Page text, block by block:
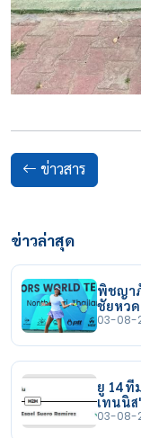
ข่าวสาร
ข่าวล่าสุด
พิชญา
ชัยหว
03-08-
ยู 14 ที
เทนนิส
03-08-